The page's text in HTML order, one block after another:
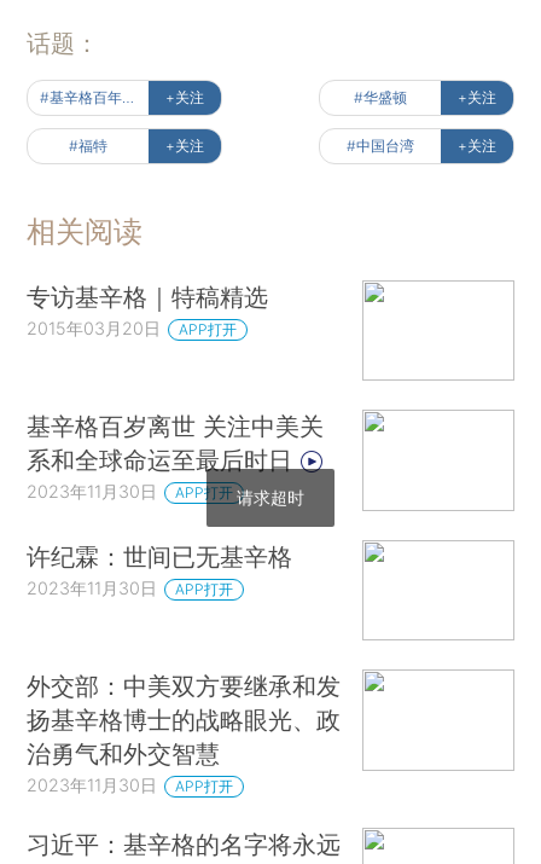
话题：
+关注 #华盛顿 +关注
#福特 +关注 #中国台湾 +关注
相关阅读
专访基辛格｜特稿精选
2015年03月20日 APP打开
基辛格百岁离世 关注中美关
系和全球命运至最后时日
2023年11月30日 APP打开
许纪霖：世间已无基辛格
2023年11月30日 APP打开
外交部：中美双方要继承和发
扬基辛格博士的战略眼光、政
治勇气和外交智慧
2023年11月30日 APP打开
习近平：基辛格的名字将永远
请求超时